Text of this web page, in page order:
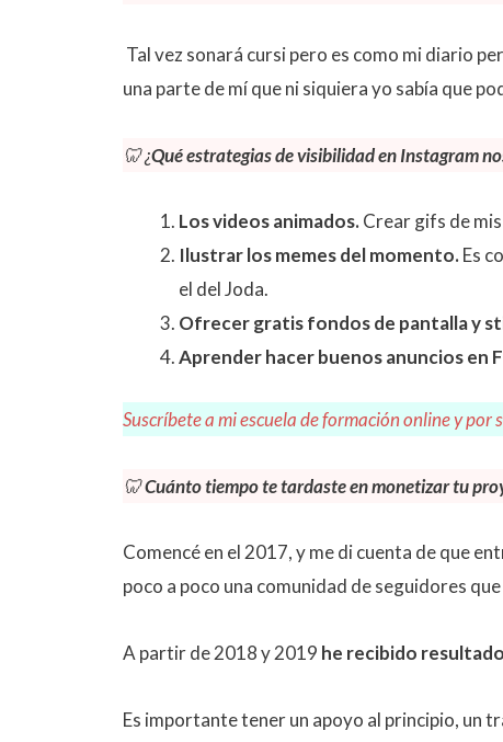
Tal vez sonará cursi pero es como mi diario
una parte de mí que ni siquiera yo sabía que
🦷 ¿Qué estrategias de visibilidad en Instagram
Los videos animados.Crear gifs de
Ilustrar los memes del momento.Es
el del Joda.
Ofrecer gratis fondos de pantalla y
Aprender hacer buenos anuncios en
Suscríbete a mi escuela de formación online y
🦷Cuánto tiempo te tardaste en monetizar tu
Comencé en el 2017, y me di cuenta de que
poco a poco una comunidad de seguidores
A partir de 2018 y 2019 he recibido
Es importante tener un apoyo al principio, un